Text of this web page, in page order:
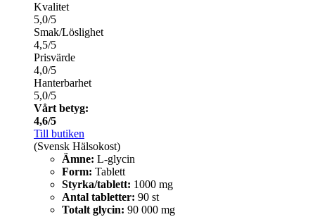
Kvalitet
5,0/5
Smak/Löslighet
4,5/5
Prisvärde
4,0/5
Hanterbarhet
5,0/5
Vårt betyg:
4,6/5
Till butiken
(Svensk Hälsokost)
Ämne: L-glycin
Form: Tablett
Styrka/tablett: 1000 mg
Antal tabletter: 90 st
Totalt glycin: 90 000 mg